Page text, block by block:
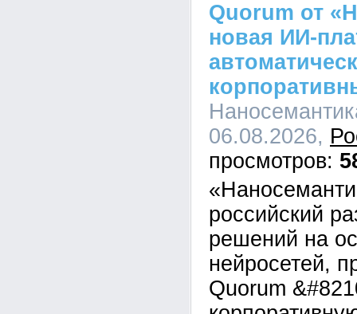
Quorum от
новая ИИ-
06.08.2026,
российский
решений на
нейросетей,
Quorum